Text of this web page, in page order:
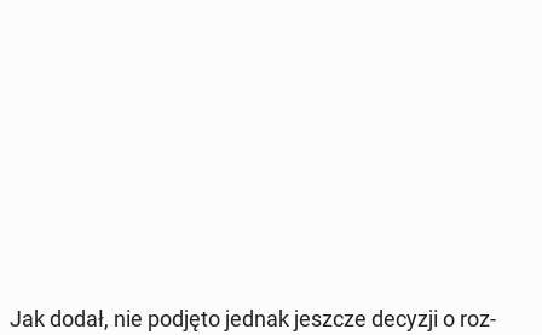
Jak dodał, nie podjęto jednak jeszcze decyzji o roz­